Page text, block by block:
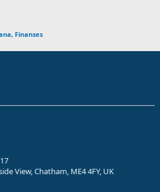
Finanses
View, Chatham, ME4 4FY, UK